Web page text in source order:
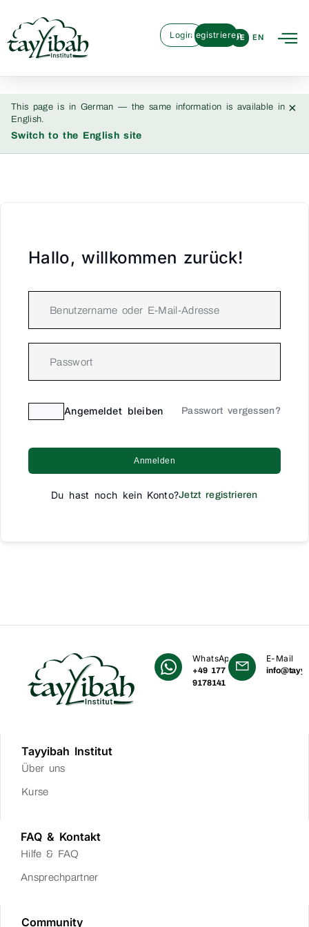
DE EN
LoginRegistrieren
This page is in German — the same information is available in
English.
Switch to the English site
×
Hallo, willkommen zurück!
Angemeldet bleiben Passwort vergessen?
Anmelden
Du hast noch kein Konto?Jetzt registrieren
WhatsApp
+49 177
9178141
E-Mail
Tayyibah Institut
Über uns
Kurse
FAQ & Kontakt
Hilfe & FAQ
Ansprechpartner
Community